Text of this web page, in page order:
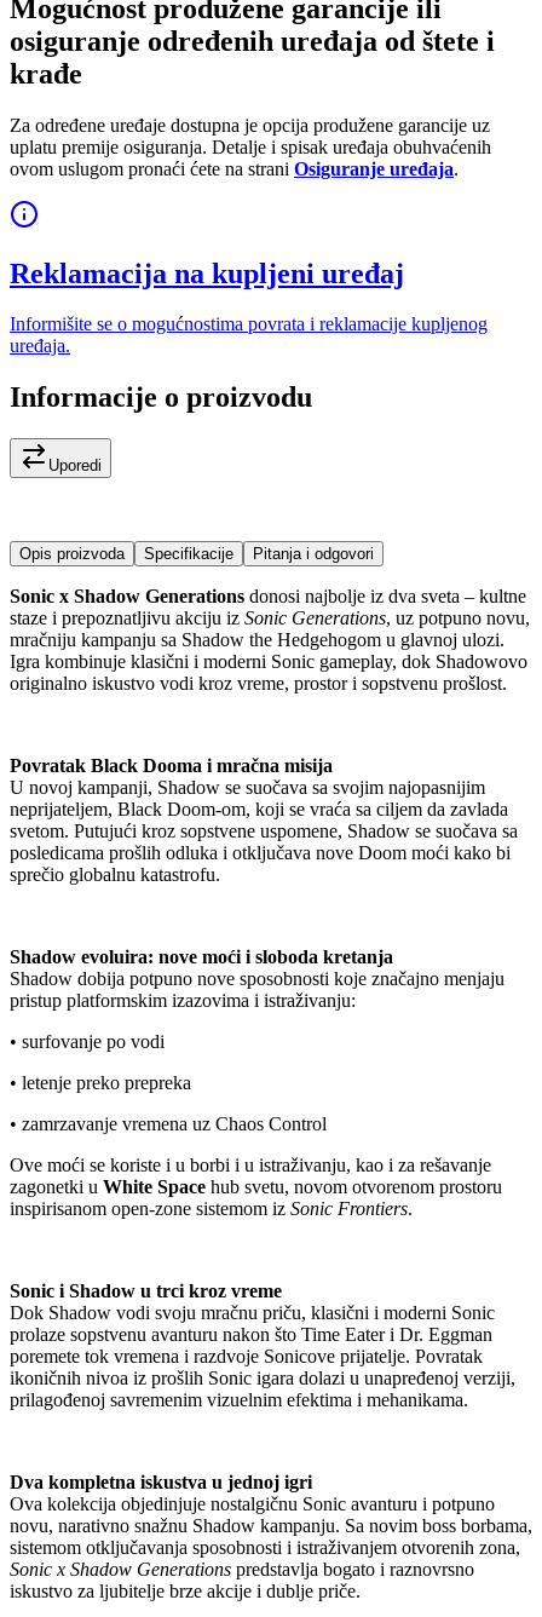
Mogućnost produžene garancije ili
osiguranje određenih uređaja od štete i
krađe
Za određene uređaje dostupna je opcija produžene garancije uz
uplatu premije osiguranja. Detalje i spisak uređaja obuhvaćenih
ovom uslugom pronaći ćete na strani Osiguranje uređaja.
Reklamacija na kupljeni uređaj
Informišite se o mogućnostima povrata i reklamacije kupljenog
uređaja.
Informacije o proizvodu
Uporedi
Opis proizvoda Specifikacije Pitanja i odgovori
Sonic x Shadow Generations donosi najbolje iz dva sveta – kultne
staze i prepoznatljivu akciju iz Sonic Generations, uz potpuno novu,
mračniju kampanju sa Shadow the Hedgehogom u glavnoj ulozi.
Igra kombinuje klasični i moderni Sonic gameplay, dok Shadowovo
originalno iskustvo vodi kroz vreme, prostor i sopstvenu prošlost.
Povratak Black Dooma i mračna misija
U novoj kampanji, Shadow se suočava sa svojim najopasnijim
neprijateljem, Black Doom-om, koji se vraća sa ciljem da zavlada
svetom. Putujući kroz sopstvene uspomene, Shadow se suočava sa
posledicama prošlih odluka i otključava nove Doom moći kako bi
sprečio globalnu katastrofu.
Shadow evoluira: nove moći i sloboda kretanja
Shadow dobija potpuno nove sposobnosti koje značajno menjaju
pristup platformskim izazovima i istraživanju:
• surfovanje po vodi
• letenje preko prepreka
• zamrzavanje vremena uz Chaos Control
Ove moći se koriste i u borbi i u istraživanju, kao i za rešavanje
zagonetki u White Space hub svetu, novom otvorenom prostoru
inspirisanom open-zone sistemom iz Sonic Frontiers.
Sonic i Shadow u trci kroz vreme
Dok Shadow vodi svoju mračnu priču, klasični i moderni Sonic
prolaze sopstvenu avanturu nakon što Time Eater i Dr. Eggman
poremete tok vremena i razdvoje Sonicove prijatelje. Povratak
ikoničnih nivoa iz prošlih Sonic igara dolazi u unapređenoj verziji,
prilagođenoj savremenim vizuelnim efektima i mehanikama.
Dva kompletna iskustva u jednoj igri
Ova kolekcija objedinjuje nostalgičnu Sonic avanturu i potpuno
novu, narativno snažnu Shadow kampanju. Sa novim boss borbama,
sistemom otključavanja sposobnosti i istraživanjem otvorenih zona,
Sonic x Shadow Generations predstavlja bogato i raznovrsno
iskustvo za ljubitelje brze akcije i dublje priče.